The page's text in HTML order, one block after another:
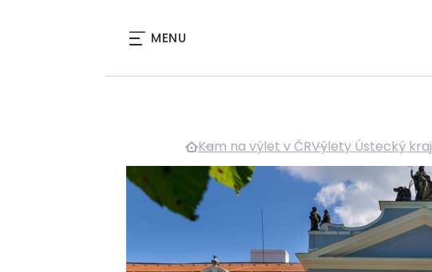
MENU
Kam na výlet v ČRVýlety Ústecký kraj